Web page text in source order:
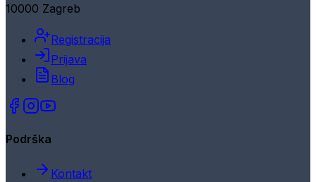
10000 Zagreb
Registracija
Prijava
Blog
Podrška
Kontakt